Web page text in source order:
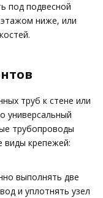
под подвесной
ниже, или
труб к стене или
универсальный
трубопроводы
виды крепежей:
выполнять две
и уплотнять узел